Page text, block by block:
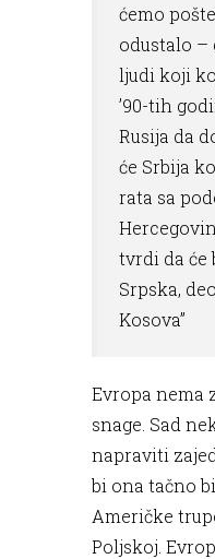
ćemo
odustalo –
ljudi koji
’90-tih
Rusija da
će Srbija
rata sa
tvrdi da će
Srpska,
Kosova”
Evropa nema
snage. Sad
napraviti
bi ona tačno
Američke
Poljskoj.